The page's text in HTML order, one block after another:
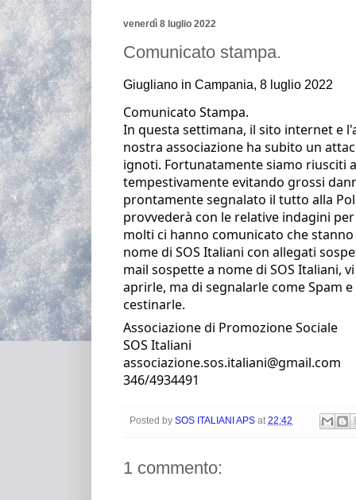
venerdì 8 luglio 2022
Comunicato stampa.
Giugliano in Campania, 8 luglio 2022
Comunicato Stampa.
In questa settimana, il sito internet e
nostra associazione ha subito un
ignoti. Fortunatamente siamo riusciti
tempestivamente evitando grossi
prontamente segnalato il tutto alla
provvederà con le relative indagini
molti ci hanno comunicato che
nome di SOS Italiani con allegati
mail sospette a nome di SOS Italiani,
aprirle, ma di segnalarle come Spam
cestinarle.
Associazione di Promozione Sociale
SOS Italiani
associazione.sos.italiani@gmail.com
346/4934491
Posted by SOS ITALIANI APS at 22:42
1 commento: